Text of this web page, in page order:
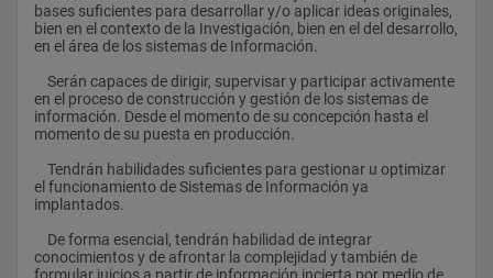
bases suficientes para desarrollar y/o aplicar ideas originales,
bien en el contexto de la Investigación, bien en el del desarrollo,
en el área de los sistemas de Información.
en el proceso de construcción y gestión de los sistemas de
información. Desde el momento de su concepción hasta el
momento de su puesta en producción.
el funcionamiento de Sistemas de Información ya
implantados.
conocimientos y de afrontar la complejidad y también de